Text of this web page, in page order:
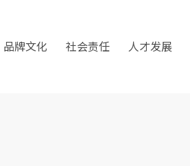
品牌文化 社会责任 人才发展